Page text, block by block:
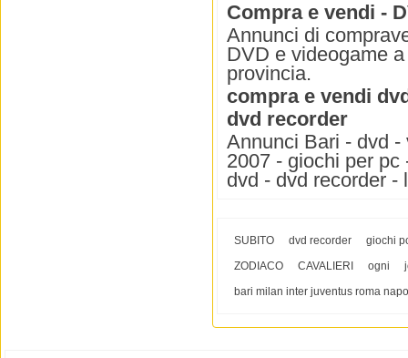
Compra e vendi -
Annunci di
DVD e videogame
provincia.
compra e vendi
dvd recorder
Annunci Bari - dvd
2007 - giochi per
dvd - dvd recorder -
SUBITO dvd recorder
giochi
ZODIACO
CAVALIERI ogni
bari milan inter juventus roma